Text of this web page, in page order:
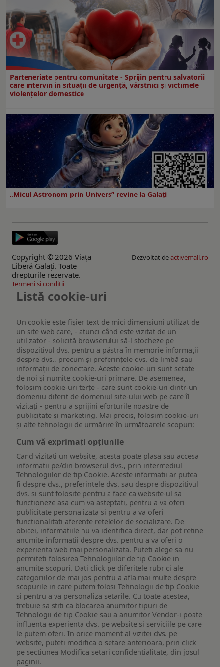
Parteneriate pentru comunitate - Sprijin pentru salvatorii
care intervin în situații de urgență, vârstnici și victimele
violențelor domestice
„Micul Astronom prin Univers” revine la Galați
Copyright © 2026 Viaţa
Liberă Galaţi. Toate
drepturile rezervate.
Dezvoltat deactivemall.ro
Termeni si conditii
Listă cookie-uri
Un cookie este fişier text de mici dimensiuni utilizat de
un site web care, - atunci când este vizitat de un
utilizator - solicită browserului să-l stocheze pe
dispozitivul dvs. pentru a păstra în memorie informații
despre dvs., precum și preferințele dvs. de limbă sau
informații de conectare. Aceste cookie-uri sunt setate
de noi și numite cookie-uri primare. De asemenea,
folosim cookie-uri terțe - care sunt cookie-uri dintr-un
domeniu diferit de domeniul site-ului web pe care îl
vizitați - pentru a sprijini eforturile noastre de
publicitate și marketing. Mai precis, folosim cookie-uri
și alte tehnologii de urmărire în următoarele scopuri:
Cum vă exprimați opțiunile
Cand vizitati un website, acesta poate plasa sau accesa
informatii pe/din browserul dvs., prin intermediul
Tehnologiilor de tip Cookie. Aceste informatii ar putea
fi despre dvs., preferintele dvs. sau despre dispozitivul
dvs. si sunt folosite pentru a face ca website-ul sa
functioneze asa cum va asteptati, pentru a va oferi
publicitate personalizata si pentru a va oferi
functionalitati aferente retelelor de socializare. De
obicei, informatiile nu va identifica direct, dar pot retine
anumite informatii despre dvs. pentru a va oferi o
experienta web mai personalizata. Puteti alege sa nu
permiteti folosirea Tehnologiilor de tip Cookie in
anumite scopuri. Dati click pe diferitele rubrici ale
categoriilor de mai jos pentru a afla mai multe despre
scopurile in care putem folosi Tehnologii de tip Cookie
si pentru a va personaliza setarile. Cu toate acestea,
trebuie sa stiti ca blocarea anumitor tipuri de
Tehnologii de tip Cookie sau a anumitor Vendor-i poate
influenta experienta dvs. pe website si serviciile pe care
le putem oferi. In orice moment al vizitei dvs. pe
website, puteti modifica o setare anterioara, prin click
pe sectiunea Modifica setari confidentialitate, din josul
paginii.